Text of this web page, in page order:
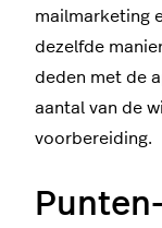
mailmarketing
dezelfde
deden met de
aantal van de
voorbereiding.